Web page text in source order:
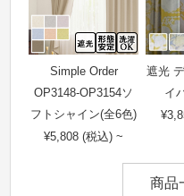
Simple Order
OP3148-OP3154ソ
フトシャイン(全6色)
¥5,808 (税込) ~
遮光
イ
商品